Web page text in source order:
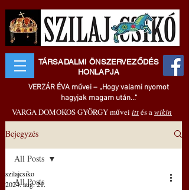
TÁRSADALMI ÖNSZERVEZŐDÉS
HONLAPJA
VERZÁR ÉVA művei – „Hogy valami nyomot
hagyjak magam után..."
VARGA DOMOKOS GYÖRGY művei ittés awikin
Bejegyzés
All Posts
All Posts
szilajcsiko
2024. aug. 21.